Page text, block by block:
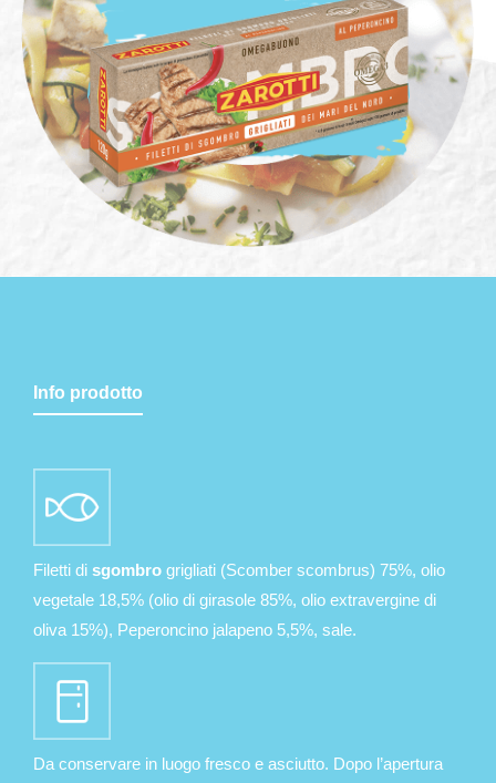
Info prodotto
Filetti di sgombro grigliati (Scomber scombrus) 75%, olio
vegetale 18,5% (olio di girasole 85%, olio extravergine di
oliva 15%), Peperoncino jalapeno 5,5%, sale.
Da conservare in luogo fresco e asciutto. Dopo l’apertura